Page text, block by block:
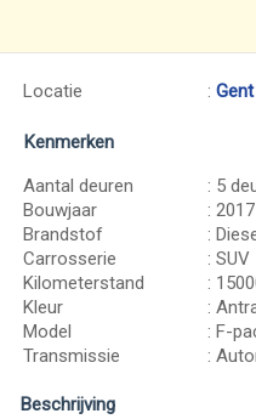
Locatie : Gent
Kenmerken
Aantal deuren
: 5
Bouwjaar
: 2017
Brandstof
:
Carrosserie
: SUV
Kilometerstand
:
Kleur
:
Model
: F-
Transmissie
:
Beschrijving